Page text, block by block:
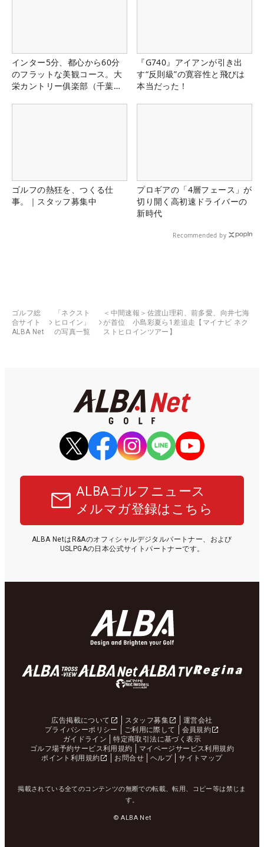
インター5分、都心から60分
のフラットな美観コース。大
栄カントリー俱楽部（千葉
『G740』アイアンが引き出
す“反則級”の寛容性と飛びは
本当だった！
ゴルフの熱狂を、つくる仕
事。｜スタッフ募集中
プロギアの「4層フェース」が
切り開く高初速ドライバーの
新時代
Recommended by
ゴルフ総
合サイト
ALBA Net
「ネクスト
ヒロイン」
の写真一覧
＜中間速報＞佐渡山理莉、前多愛、向井七海
が首位 小島彩夏ら1差追走【マイナビ ネク
ストヒロインツアー】
ALBAゴルフニュース
メルマガ登録はこちら
ALBA NetはR&Aのオフィシャルデジタルパートナー、および
USLPGAの日本公式サイトパートナーです。
広告掲載について スタッフ募集
運営会社
プライバシーポリシー
ご利用に際して
会員規約
ガイドライン
特定商取引法に基づく表示
ゴルフ場予約サービス利用規約
マイページサービス利用規約
ポイント利用規約
お問合せ ヘルプ サイトマップ
掲載されている全てのコンテンツの無断での転載、転用、コピー等は禁じま
す。
© ALBA Net